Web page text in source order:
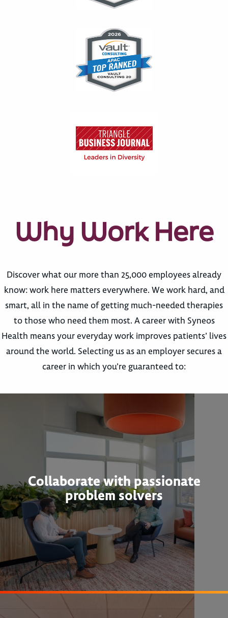
Why Work Here
Discover what our more than 25,000 employees already
know: work here matters everywhere. We work hard, and
smart, all in the name of getting much-needed therapies
to those who need them most. A career with Syneos
Health means your everyday work improves patients’ lives
around the world. Selecting us as an employer secures a
career in which you’re guaranteed to:
Collaborate with passionate
problem solvers